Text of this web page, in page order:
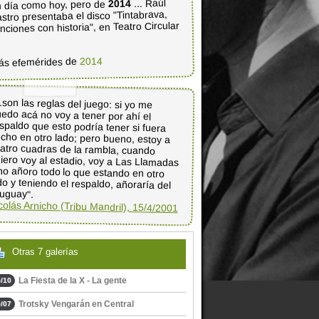
día como hoy, pero de2014 ... Raúl
presentaba el disco "Tintabrava,
con historia", en Teatro Circular
efemérides de 2014
las reglas del juego: si yo me
acá no voy a tener por ahí el
que esto podría tener si fuera
en otro lado; pero bueno, estoy a
cuadras de la rambla, cuando
voy al estadio, voy a Las Llamadas
añoro todo lo que estando en otro
y teniendo el respaldo, añoraría del
Arnicho (Tribu Mandril), 15/4/2001
Otras 7 galerías
10 La Fiesta de la X - La gente
07 Trotsky Vengarán en Central